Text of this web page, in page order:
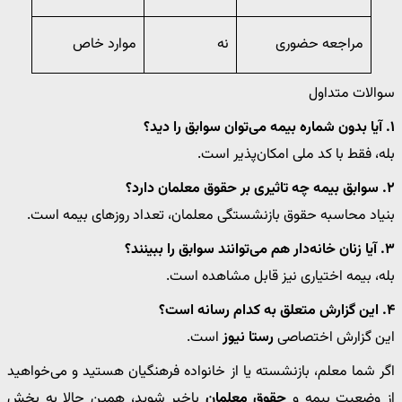
مراجعه حضوری نه موارد خاص
سوالات متداول
۱. آیا بدون شماره بیمه می‌توان سوابق را دید؟
بله، فقط با کد ملی امکان‌پذیر است.
۲. سوابق بیمه چه تاثیری بر حقوق معلمان دارد؟
بنیاد محاسبه حقوق بازنشستگی معلمان، تعداد روزهای بیمه است.
۳. آیا زنان خانه‌دار هم می‌توانند سوابق را ببینند؟
بله، بیمه اختیاری نیز قابل مشاهده است.
۴. این گزارش متعلق به کدام رسانه است؟
این گزارش اختصاصیرستا نیوزاست.
اگر شما معلم، بازنشسته یا از خانواده فرهنگیان هستید و می‌خواهید